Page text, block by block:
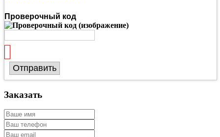
Проверочный код
Отправить
Заказать